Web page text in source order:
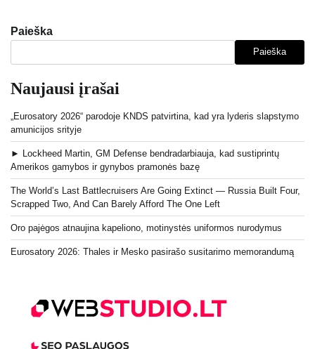
Paieška
Paieška
Naujausi įrašai
„Eurosatory 2026“ parodoje KNDS patvirtina, kad yra lyderis slapstymo
amunicijos srityje
► Lockheed Martin, GM Defense bendradarbiauja, kad sustiprintų
Amerikos gamybos ir gynybos pramonės bazę
The World’s Last Battlecruisers Are Going Extinct — Russia Built Four,
Scrapped Two, And Can Barely Afford The One Left
Oro pajėgos atnaujina kapeliono, motinystės uniformos nurodymus
Eurosatory 2026: Thales ir Mesko pasirašo susitarimo memorandumą